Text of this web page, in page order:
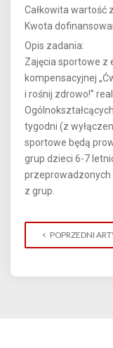
Całkowita wartość
Kwota
Opis zadania:
Zajęcia sportowe z
kompensacyjnej
i rośnij zdrowo!”
tygodni (z
sportowe będą
grup dzieci 6-7
przeprowadzonych
z grup.
POPRZEDNI